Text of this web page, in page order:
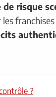
de risque
les
?